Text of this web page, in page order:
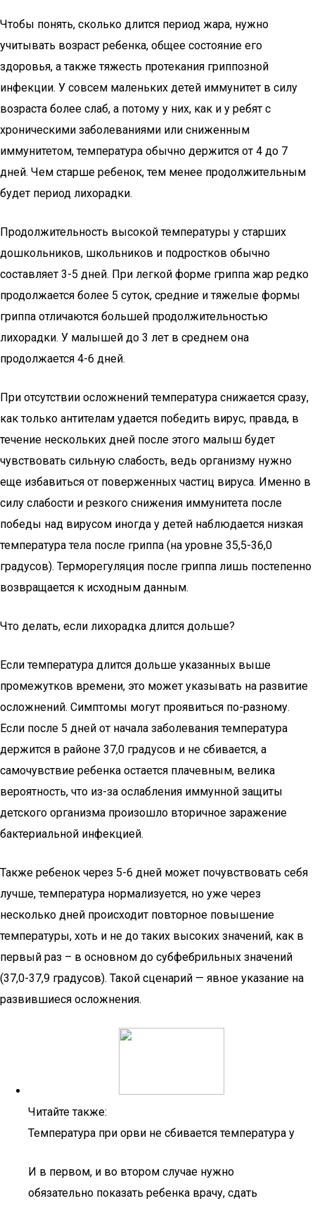
Чтобы понять, сколько длится период жара, нужно
учитывать возраст ребенка, общее состояние его
здоровья, а также тяжесть протекания гриппозной
инфекции. У совсем маленьких детей иммунитет в силу
возраста более слаб, а потому у них, как и у ребят с
хроническими заболеваниями или сниженным
иммунитетом, температура обычно держится от 4 до 7
дней. Чем старше ребенок, тем менее продолжительным
будет период лихорадки.
Продолжительность высокой температуры у старших
дошкольников, школьников и подростков обычно
составляет 3-5 дней. При легкой форме гриппа жар редко
продолжается более 5 суток, средние и тяжелые формы
гриппа отличаются большей продолжительностью
лихорадки. У малышей до 3 лет в среднем она
продолжается 4-6 дней.
При отсутствии осложнений температура снижается сразу,
как только антителам удается победить вирус, правда, в
течение нескольких дней после этого малыш будет
чувствовать сильную слабость, ведь организму нужно
еще избавиться от поверженных частиц вируса. Именно в
силу слабости и резкого снижения иммунитета после
победы над вирусом иногда у детей наблюдается низкая
температура тела после гриппа (на уровне 35,5-36,0
градусов). Терморегуляция после гриппа лишь постепенно
возвращается к исходным данным.
Что делать, если лихорадка длится дольше?
Если температура длится дольше указанных выше
промежутков времени, это может указывать на развитие
осложнений. Симптомы могут проявиться по-разному.
Если после 5 дней от начала заболевания температура
держится в районе 37,0 градусов и не сбивается, а
самочувствие ребенка остается плачевным, велика
вероятность, что из-за ослабления иммунной защиты
детского организма произошло вторичное заражение
бактериальной инфекцией.
Также ребенок через 5-6 дней может почувствовать себя
лучше, температура нормализуется, но уже через
несколько дней происходит повторное повышение
температуры, хоть и не до таких высоких значений, как в
первый раз – в основном до субфебрильных значений
(37,0-37,9 градусов). Такой сценарий — явное указание на
развившиеся осложнения.
Читайте также:
Температура при орви не сбивается температура у
И в первом, и во втором случае нужно
обязательно показать ребенка врачу, сдать